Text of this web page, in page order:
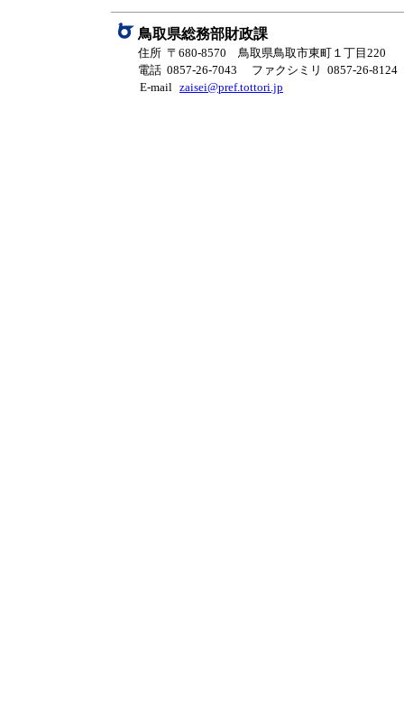
鳥取県総務部財政課
住所 〒680-8570 鳥取県鳥取市東町１丁目220
電話 0857-26-7043
ファクシミリ 0857-26-8124
E-mail zaisei@pref.tottori.jp